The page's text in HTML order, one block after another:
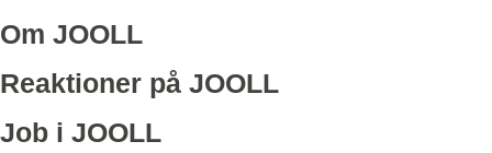
Om JOOLL
Reaktioner på JOOLL
Job i JOOLL